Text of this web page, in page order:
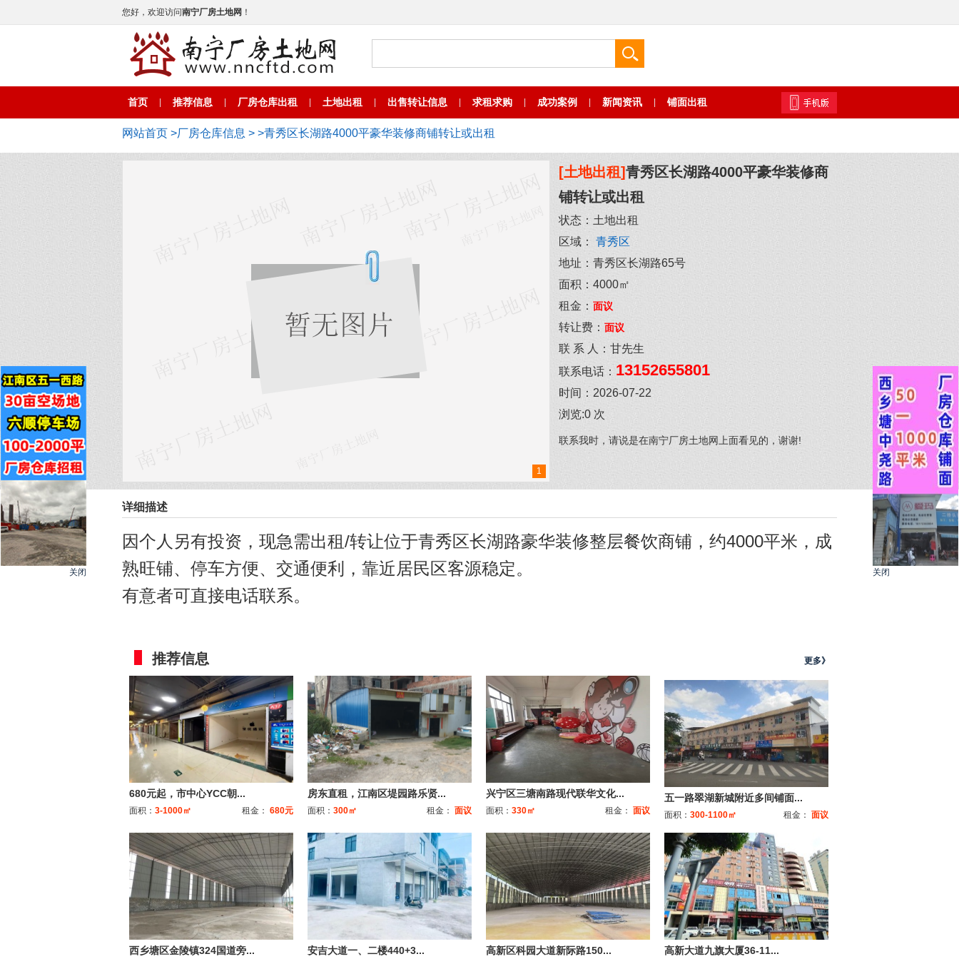
您好，欢迎访问南宁厂房土地网 ！
首页 推荐信息 厂房仓库出租 土地出租 出售转让信息 求租求购 成功案例 新闻资讯 铺面出租
网站首页 >厂房仓库信息 > >青秀区长湖路4000平豪华装修商铺转让或出租
[土地出租]青秀区长湖路4000平豪华装修商
铺转让或出租
状态： 土地出租
区域：
青秀区
地址： 青秀区长湖路65号
面积： 4000㎡
租金： 面议
转让费： 面议
联 系 人： 甘先生
联系电话： 13152655801
时间： 2026-07-22
浏览:0 次
联系我时，请说是在南宁厂房土地网上面看见的，谢谢!
1
详细描述
因个人另有投资，现急需出租/转让位于青秀区长湖路豪华装修整层餐饮商铺，约4000平米，成
熟旺铺、停车方便、交通便利，靠近居民区客源稳定。
有意者可直接电话联系。
推荐信息 更多》
680元起，市中心YCC朝...
面积： 3-1000㎡ 租金： 680元
房东直租，江南区堤园路乐贤...
面积： 300㎡ 租金： 面议
兴宁区三塘南路现代联华文化...
面积： 330㎡ 租金： 面议
五一路翠湖新城附近多间铺面...
面积： 300-1100㎡ 租金： 面议
西乡塘区金陵镇324国道旁... 安吉大道一、二楼440+3... 高新区科园大道新际路150... 高新大道九旗大厦36-11...
关闭 关闭